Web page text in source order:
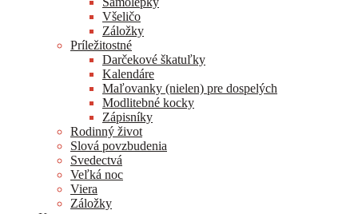
Všeličo
Záložky
Príležitostné
Darčekové škatuľky
Kalendáre
Maľovanky (nielen) pre dospelých
Modlitebné kocky
Zápisníky
Rodinný život
Slová povzbudenia
Svedectvá
Veľká noc
Viera
Záložky